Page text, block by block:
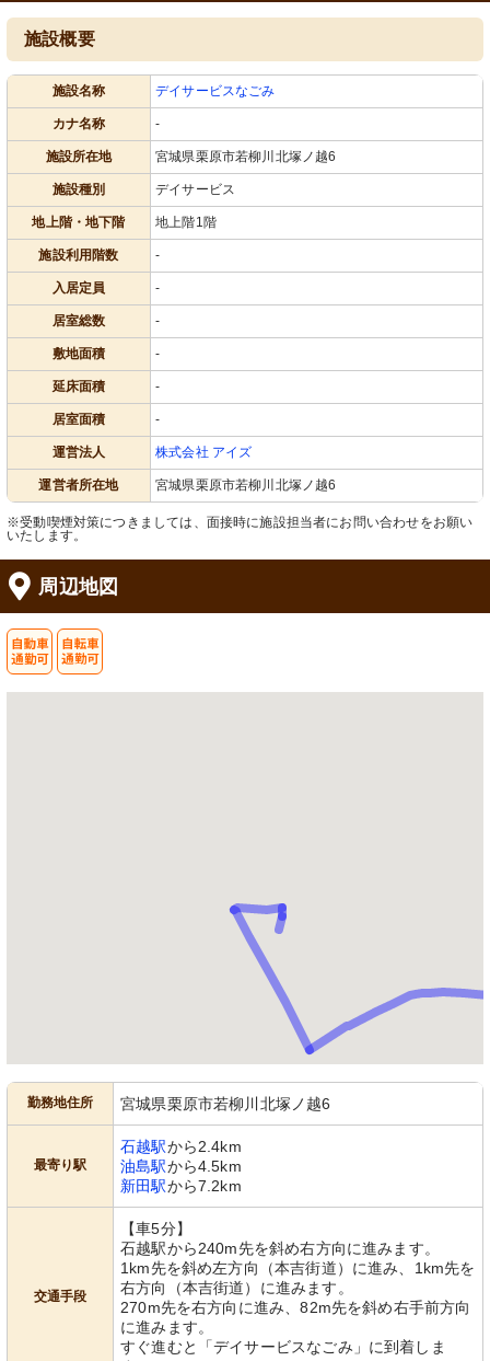
施設概要
施設名称 デイサービスなごみ
カナ名称 -
施設所在地 宮城県栗原市若柳川北塚ノ越6
施設種別 デイサービス
地上階・地下階 地上階1階
施設利用階数 -
入居定員 -
居室総数 -
敷地面積 -
延床面積 -
居室面積 -
運営法人 株式会社 アイズ
運営者所在地 宮城県栗原市若柳川北塚ノ越6
※受動喫煙対策につきましては、面接時に施設担当者にお問い合わせをお願い
いたします。
周辺地図
勤務地住所 宮城県栗原市若柳川北塚ノ越6
最寄り駅
石越駅から2.4km
油島駅から4.5km
新田駅から7.2km
交通手段
【車5分】
石越駅から240m先を斜め右方向に進みます。
1km先を斜め左方向（本吉街道）に進み、1km先を
右方向（本吉街道）に進みます。
270m先を右方向に進み、82m先を斜め右手前方向
に進みます。
すぐ進むと「デイサービスなごみ」に到着しま